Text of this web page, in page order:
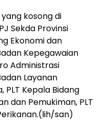
kosong di
Sekda Provinsi
Ekonomi dan
Kepegawaian
Administrasi
Layanan
PLT Kepala Bidang
dan Pemukiman, PLT
san)